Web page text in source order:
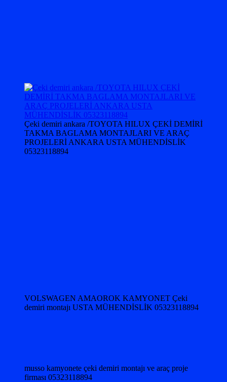
Çeki demiri ankara /TOYOTA HILUX ÇEKİ DEMİRİ
TAKMA BAGLAMA MONTAJLARI VE ARAÇ
PROJELERİ ANKARA USTA MÜHENDİSLİK
05323118894
VOLSWAGEN AMAOROK KAMYONET Çeki
demiri montajı USTA MÜHENDİSLİK 05323118894
musso kamyonete çeki demiri montajı ve araç proje
firması 05323118894